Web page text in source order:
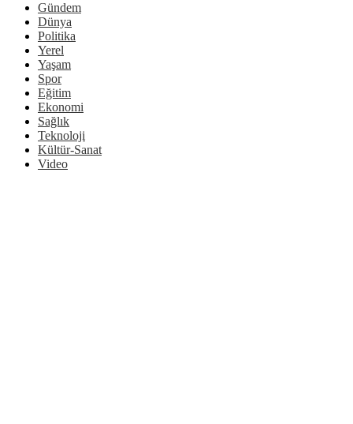
Gündem
Dünya
Politika
Yerel
Yaşam
Spor
Eğitim
Ekonomi
Sağlık
Teknoloji
Kültür-Sanat
Video